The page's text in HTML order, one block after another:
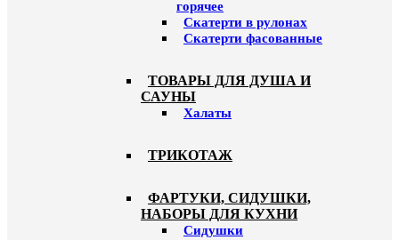
горячее
Скатерти в рулонах
Скатерти фасованные
ТОВАРЫ ДЛЯ ДУША И
САУНЫ
Халаты
ТРИКОТАЖ
ФАРТУКИ, СИДУШКИ,
НАБОРЫ ДЛЯ КУХНИ
Сидушки